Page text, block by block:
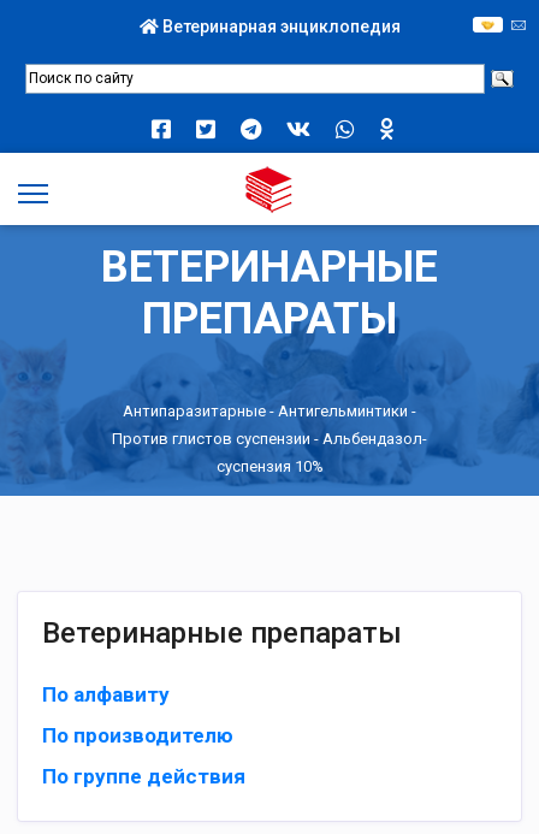
Ветеринарная энциклопедия
ВЕТЕРИНАРНЫЕ
ПРЕПАРАТЫ
Антипаразитарные - Антигельминтики -
Против глистов суспензии - Альбендазол-
суспензия 10%
Ветеринарные препараты
По алфавиту
По производителю
По группе действия